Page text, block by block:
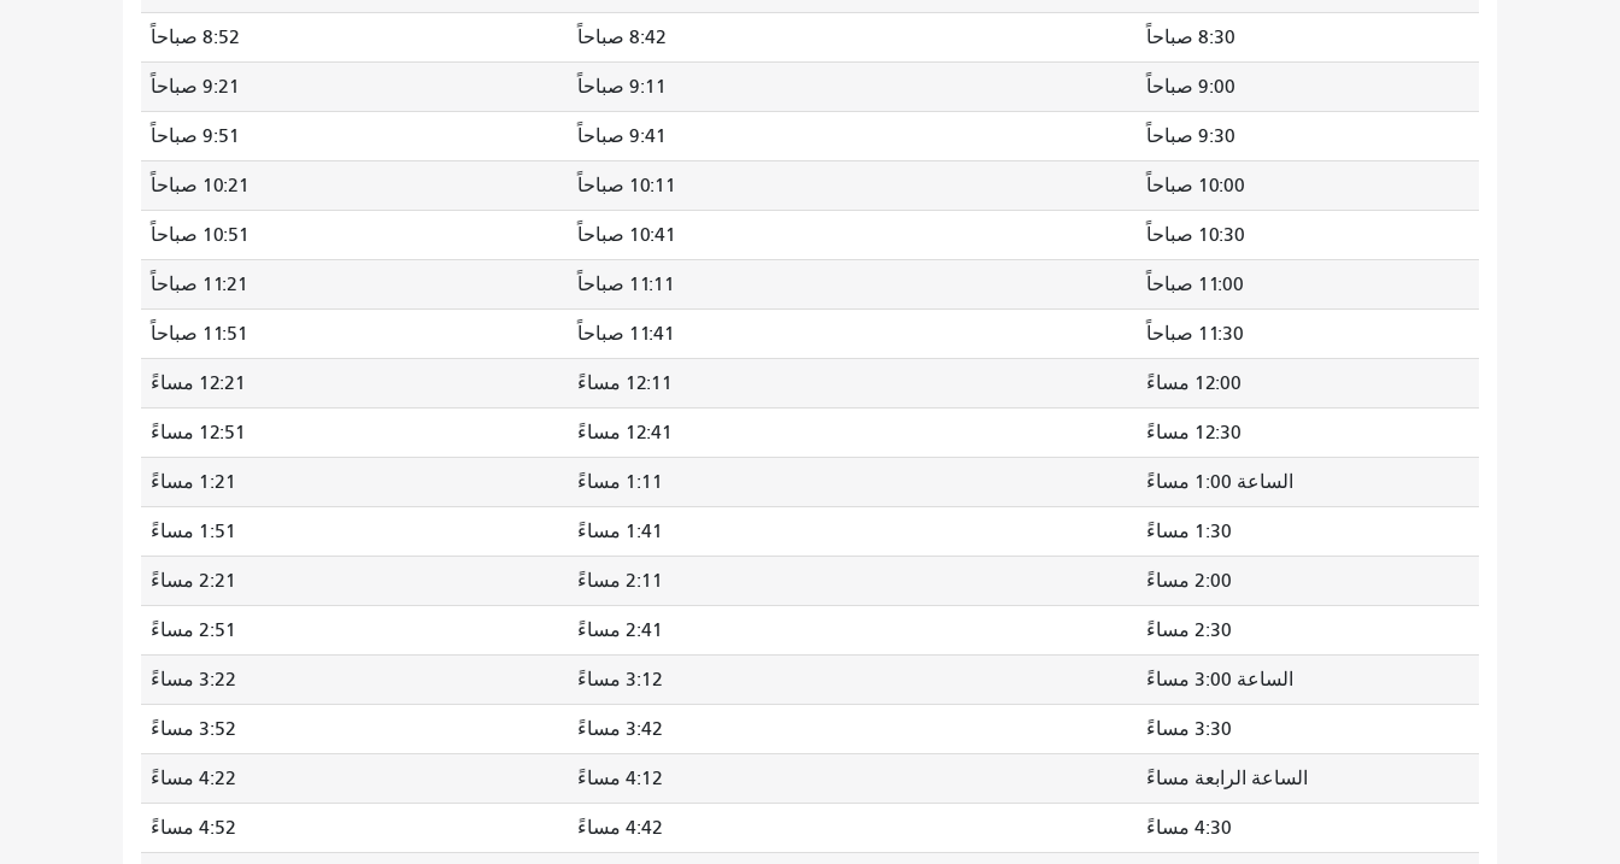
8:30 صباحاً 8:42 صباحاً 8:52 صباحاً
9:00 صباحاً 9:11 صباحاً 9:21 صباحاً
9:30 صباحاً 9:41 صباحاً 9:51 صباحاً
10:00 صباحاً 10:11 صباحاً 10:21 صباحاً
10:30 صباحاً 10:41 صباحاً 10:51 صباحاً
11:00 صباحاً 11:11 صباحاً 11:21 صباحاً
11:30 صباحاً 11:41 صباحاً 11:51 صباحاً
12:00 مساءً 12:11 مساءً 12:21 مساءً
12:30 مساءً 12:41 مساءً 12:51 مساءً
الساعة 1:00 مساءً 1:11 مساءً 1:21 مساءً
1:30 مساءً 1:41 مساءً 1:51 مساءً
2:00 مساءً 2:11 مساءً 2:21 مساءً
2:30 مساءً 2:41 مساءً 2:51 مساءً
الساعة 3:00 مساءً 3:12 مساءً 3:22 مساءً
3:30 مساءً 3:42 مساءً 3:52 مساءً
الساعة الرابعة مساءً 4:12 مساءً 4:22 مساءً
4:30 مساءً 4:42 مساءً 4:52 مساءً